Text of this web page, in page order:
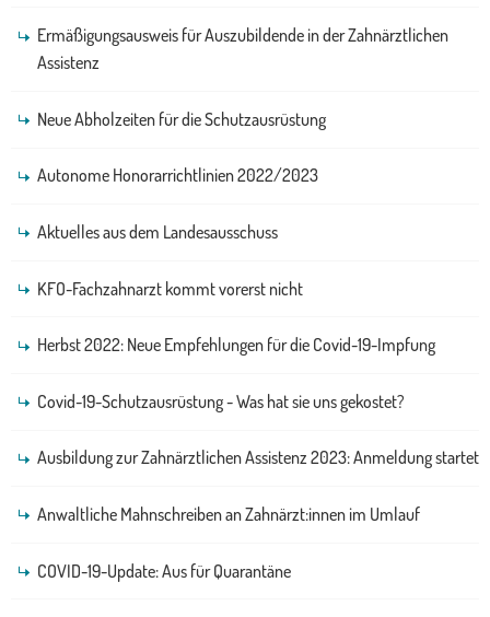
Ermäßigungsausweis für Auszubildende in der Zahnärztlichen
Assistenz
Neue Abholzeiten für die Schutzausrüstung
Autonome Honorarrichtlinien 2022/2023
Aktuelles aus dem Landesausschuss
KFO-Fachzahnarzt kommt vorerst nicht
Herbst 2022: Neue Empfehlungen für die Covid-19-Impfung
Covid-19-Schutzausrüstung - Was hat sie uns gekostet?
Ausbildung zur Zahnärztlichen Assistenz 2023: Anmeldung startet
Anwaltliche Mahnschreiben an Zahnärzt:innen im Umlauf
COVID-19-Update: Aus für Quarantäne